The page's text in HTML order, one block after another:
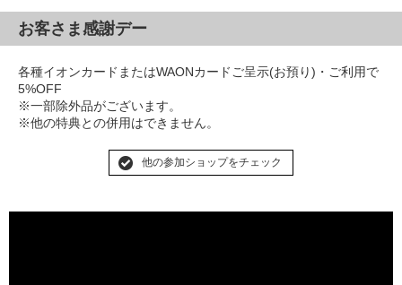
お客さま感謝デー
各種イオンカードまたはWAONカードご呈示(お預り)・ご利用で
5%OFF
※一部除外品がございます。
※他の特典との併用はできません。
他の参加ショップをチェック